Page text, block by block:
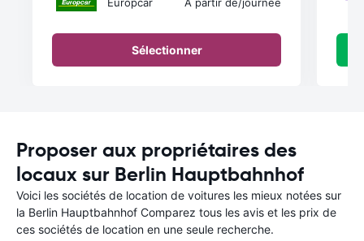
Sélectionner
Proposer aux propriétaires des
locaux sur Berlin Hauptbahnhof
Voici les sociétés de location de voitures les mieux notées sur
la Berlin Hauptbahnhof Comparez tous les avis et les prix de
ces sociétés de location en une seule recherche.